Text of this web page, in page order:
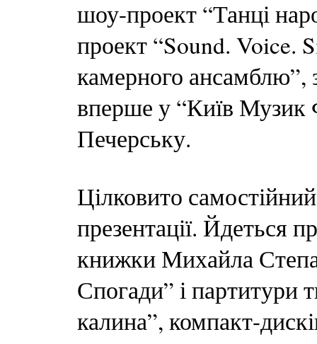
шоу-проект “Танці
проект “Sound. Voice.
камерного ансамблю”,
вперше у “Київ Музик
Печерську.
Цілковито
презентації. Йдеться
книжки Михайла
Спогади” і партитури
калина”, компакт-